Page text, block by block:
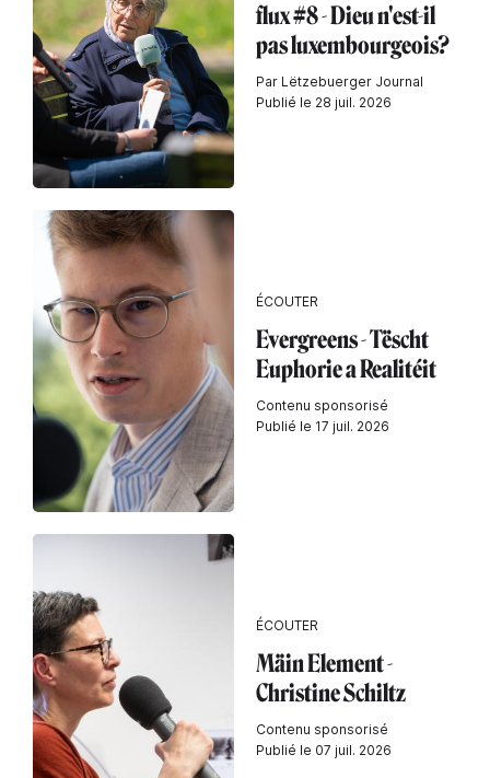
flux #8 - Dieu n'est-il
pas luxembourgeois?
Par Lëtzebuerger Journal
Publié le 28 juil. 2026
ÉCOUTER
Evergreens - Tëscht
Euphorie a Realitéit
Contenu sponsorisé
Publié le 17 juil. 2026
ÉCOUTER
Mäin Element -
Christine Schiltz
Contenu sponsorisé
Publié le 07 juil. 2026